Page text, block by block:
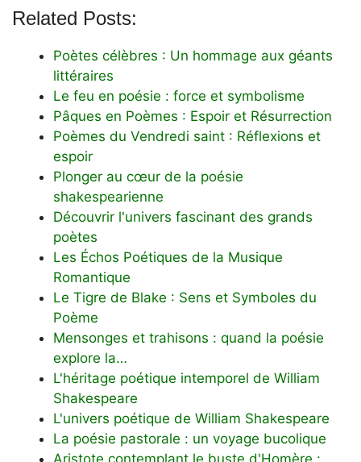
Related Posts:
Poètes célèbres : Un hommage aux géants
littéraires
Le feu en poésie : force et symbolisme
Pâques en Poèmes : Espoir et Résurrection
Poèmes du Vendredi saint : Réflexions et
espoir
Plonger au cœur de la poésie
shakespearienne
Découvrir l'univers fascinant des grands
poètes
Les Échos Poétiques de la Musique
Romantique
Le Tigre de Blake : Sens et Symboles du
Poème
Mensonges et trahisons : quand la poésie
explore la…
L'héritage poétique intemporel de William
Shakespeare
L'univers poétique de William Shakespeare
La poésie pastorale : un voyage bucolique
Aristote contemplant le buste d'Homère :…